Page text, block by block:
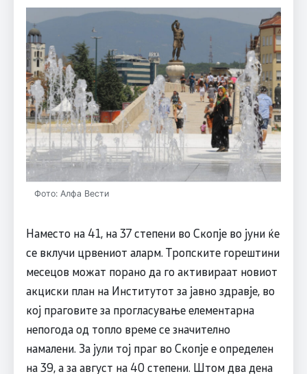
Фото: Алфа Вести
Наместо на 41, на 37 степени во Скопје во јуни ќе
се вклучи црвениот аларм. Тропските горештини
месецов можат порано да го активираат новиот
акциски план на Институтот за јавно здравје, во
кој праговите за прогласување елементарна
непогода од топло време се значително
намалени. За јули тој праг во Скопје е определен
на 39, а за август на 40 степени. Штом два дена